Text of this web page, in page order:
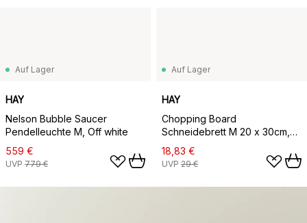
Auf Lager
HAY
Nelson Bubble Saucer
Pendelleuchte M, Off white
559 €
UVP 779 €
Auf Lager
HAY
Chopping Board
Schneidebrett M 20 x 30cm,
Lavender
18,83 €
UVP 29 €